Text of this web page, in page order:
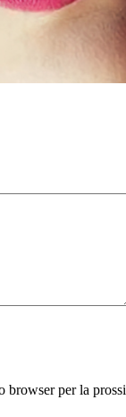
browser per la